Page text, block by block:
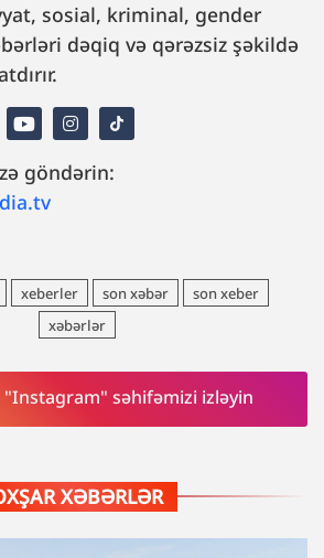
sosial, kriminal, gender
dəqiq və qərəzsiz şəkildə
göndərin:
xeberler son xəbər
son xeber
xəbərlər
"Instagram" səhifəmizi izləyin
XƏBƏRLƏR